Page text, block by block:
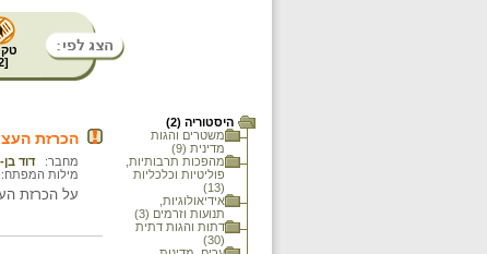
[
היסטוריה (2)
משטרים והגות
מדינית (9)
מהפכות תרבותיות,
פוליטיות וכלכליות
(13)
אידיאולוגיות,
תנועות וזרמים (3)
דתות והגות דתית
(30)
הכרזת
מחבר:
דוד בן-
מילות המפתח:
על הכרזת